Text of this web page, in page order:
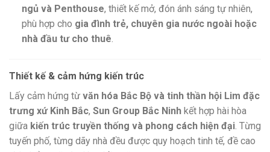
ngủ và Penthouse, thiết kế mở, đón ánh sáng tự nhiên,
phù hợp cho gia đình trẻ, chuyên gia nước ngoài hoặc
nhà đầu tư cho thuê.
Thiết kế & cảm hứng kiến trúc
Lấy cảm hứng từ văn hóa Bắc Bộ và tinh thần hội Lim đặc
trưng xứ Kinh Bắc, Sun Group Bắc Ninh kết hợp hài hòa
giữa kiến trúc truyền thống và phong cách hiện đại . Từng
tuyến phố, từng dãy nhà đều được quy hoạch tinh tế, đề cao